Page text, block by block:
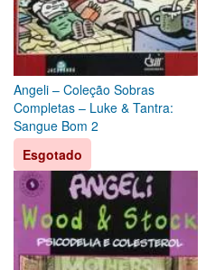
Angeli – Coleção Sobras
Completas – Luke & Tantra:
Sangue Bom 2
Esgotado